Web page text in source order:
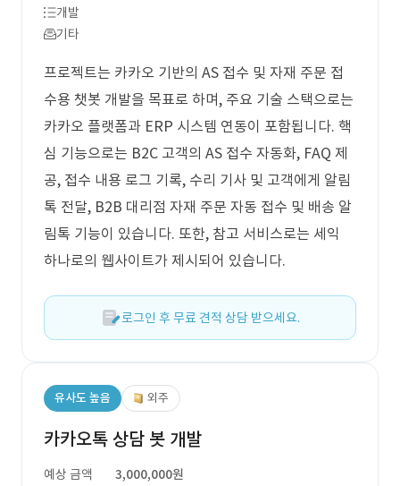
개발
기타
프로젝트는 카카오 기반의 AS 접수 및 자재 주문 접
수용 챗봇 개발을 목표로 하며, 주요 기술 스택으로는
카카오 플랫폼과 ERP 시스템 연동이 포함됩니다. 핵
심 기능으로는 B2C 고객의 AS 접수 자동화, FAQ 제
공, 접수 내용 로그 기록, 수리 기사 및 고객에게 알림
톡 전달, B2B 대리점 자재 주문 자동 접수 및 배송 알
림톡 기능이 있습니다. 또한, 참고 서비스로는 세익
하나로의 웹사이트가 제시되어 있습니다.
로그인 후 무료 견적 상담 받으세요.
유사도 높음 외주
카카오톡 상담 봇 개발
예상 금액
3,000,000원